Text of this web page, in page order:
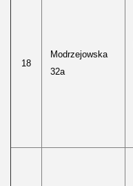
18
Modrzejowska
32a